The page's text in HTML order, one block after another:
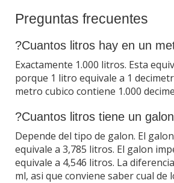
Preguntas frecuentes
?Cuantos litros hay en un
Exactamente 1.000 litros. Esta
porque 1 litro equivale a 1
metro cubico contiene 1.000
?Cuantos litros tiene un
Depende del tipo de galon. El
equivale a 3,785 litros. El galon
equivale a 4,546 litros. La
ml, asi que conviene saber cual de